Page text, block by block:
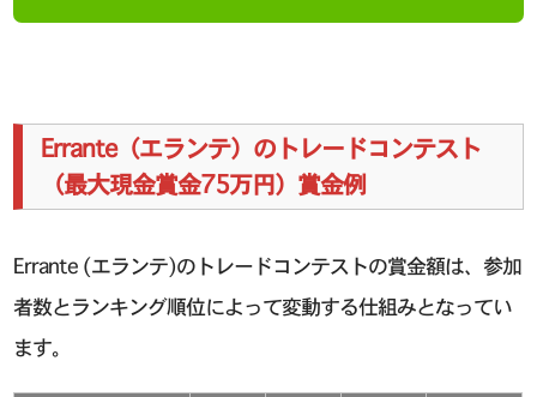
Errante（エランテ）のトレードコンテスト
（最大現金賞金75万円）賞金例
Errante (エランテ)のトレードコンテストの賞金額は、参加
者数とランキング順位によって変動する仕組みとなってい
ます。